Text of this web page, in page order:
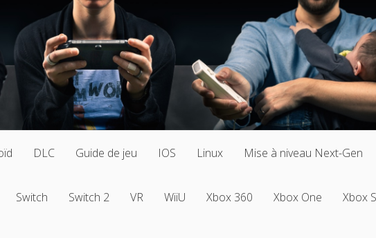
DLC Guide de jeu IOS Linux Mise à niveau Next-Gen
Switch Switch 2 VR WiiU Xbox 360 Xbox One Xbox